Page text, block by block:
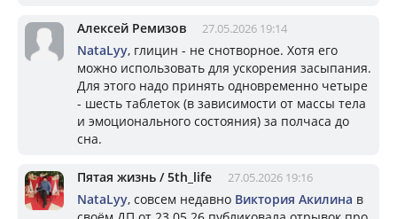
Алексей Ремизов 27.05.2026 19:14
NataLyy, глицин - не снотворное. Хотя его
можно использовать для ускорения засыпания.
Для этого надо принять одновременно четыре
- шесть таблеток (в зависимости от массы тела
и эмоционального состояния) за полчаса до
сна.
Пятая жизнь / 5th_life 27.05.2026 19:16
NataLyy, совсем недавно Виктория Акилина в